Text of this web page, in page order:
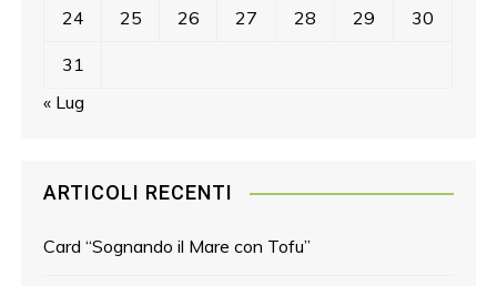
24 25 26 27 28 29 30
31
« Lug
ARTICOLI RECENTI
Card “Sognando il Mare con Tofu”